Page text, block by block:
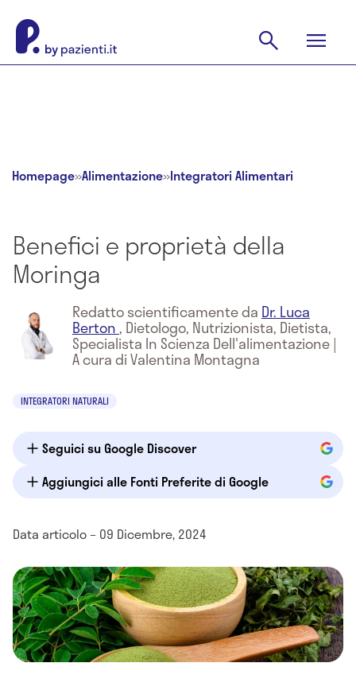
Homepage»Alimentazione»Integratori Alimentari
Benefici e proprietà della
Moringa
Redatto scientificamente da Dr. Luca
Berton , Dietologo, Nutrizionista, Dietista,
Specialista In Scienza Dell'alimentazione|
A cura di Valentina Montagna
INTEGRATORI NATURALI
Seguici su Google Discover
Aggiungici alle Fonti Preferite di Google
Data articolo – 09 Dicembre, 2024